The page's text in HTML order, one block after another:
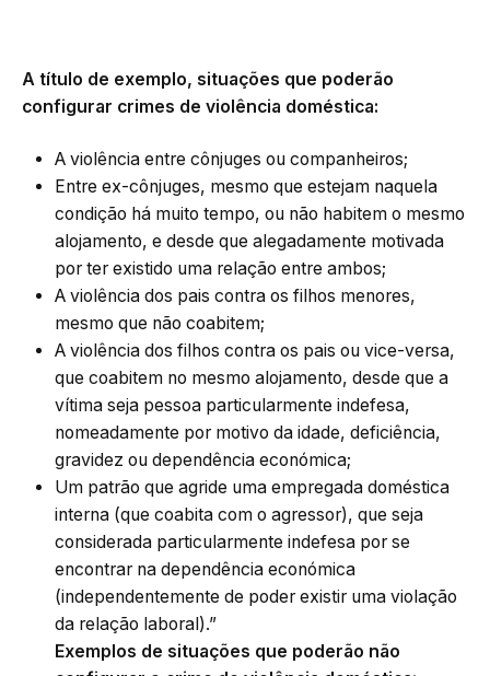
A título de exemplo, situações que poderão
configurar crimes de violência doméstica:
A violência entre cônjuges ou companheiros;
Entre ex-cônjuges, mesmo que estejam naquela
condição há muito tempo, ou não habitem o mesmo
alojamento, e desde que alegadamente motivada
por ter existido uma relação entre ambos;
A violência dos pais contra os filhos menores,
mesmo que não coabitem;
A violência dos filhos contra os pais ou vice-versa,
que coabitem no mesmo alojamento, desde que a
vítima seja pessoa particularmente indefesa,
nomeadamente por motivo da idade, deficiência,
gravidez ou dependência económica;
Um patrão que agride uma empregada doméstica
interna (que coabita com o agressor), que seja
considerada particularmente indefesa por se
encontrar na dependência económica
(independentemente de poder existir uma violação
da relação laboral).”
Exemplos de situações que poderão não